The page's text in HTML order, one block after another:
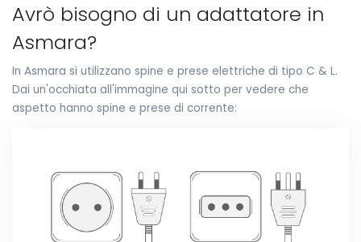
Avrò bisogno di un adattatore in
Asmara?
In Asmara si utilizzano spine e prese elettriche di tipo C & L.
Dai un'occhiata all'immagine qui sotto per vedere che
aspetto hanno spine e prese di corrente: